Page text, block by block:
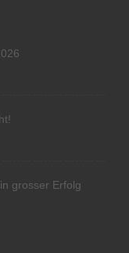
grosser Erfolg